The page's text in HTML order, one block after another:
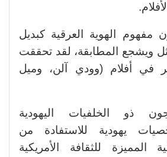
مفهوم الهوية العرقية كبديل
ويشجع المطابقة، لقد تحققت
في أفلام (وودي آلن، وميل
ذو الخلفيات اليهودية
يهودية للاستفادة من
المميزة للثقافة الأمريكية